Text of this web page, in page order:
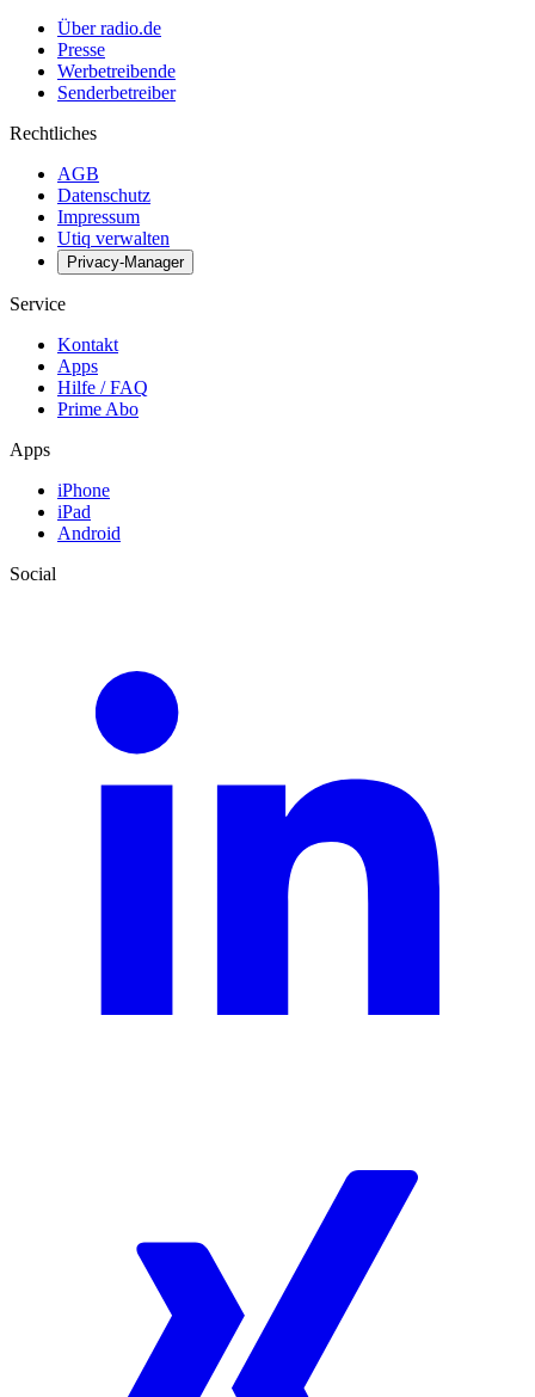
Über radio.de
Presse
Werbetreibende
Senderbetreiber
Rechtliches
AGB
Datenschutz
Impressum
Utiq verwalten
Privacy-Manager
Service
Kontakt
Apps
Hilfe / FAQ
Prime Abo
Apps
iPhone
iPad
Android
Social